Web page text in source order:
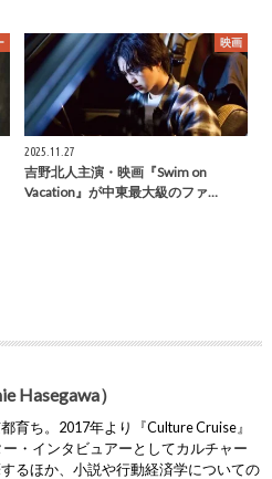
映画
2025.11.27
吉野北人主演・映画『Swim on
Vacation』が中東最大級のファ…
Hasegawa）
育ち。2017年より『Culture Cruise』
・インタビュアーとしてカルチャー
るほか、小説や行動経済学についての